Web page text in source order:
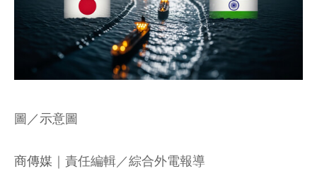
圖／示意圖
商傳媒 ｜責任編輯／綜合外電報導